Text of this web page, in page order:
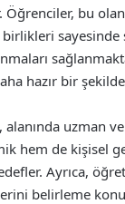
Öğrenciler, bu
birlikleri
hazır bir
uzman
hem de kişisel
Ayrıca,
belirleme